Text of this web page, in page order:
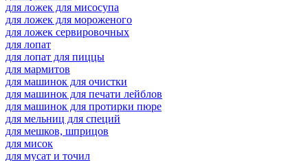
для ложек для мисосупа
для ложек для мороженого
для ложек сервировочных
для лопат
для лопат для пиццы
для мармитов
для машинок для очистки
для машинок для печати лейблов
для машинок для протирки пюре
для мельниц для специй
для мешков, шприцов
для мисок
для мусат и точил